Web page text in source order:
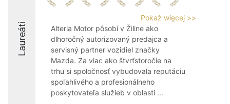
Laureáti
Pokaż więcej >>
Alteria Motor pôsobí v Žiline ako
dlhoročný autorizovaný predajca a
servisný partner vozidiel značky
Mazda. Za viac ako štvrťstoročie na
trhu si spoločnosť vybudovala reputáciu
spoľahlivého a profesionálneho
poskytovateľa služieb v oblasti ...